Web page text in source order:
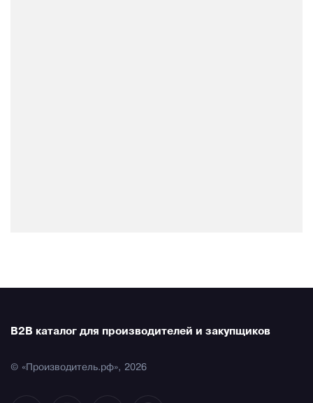
B2B каталог для производителей и закупщиков
© «Производитель.рф», 2026